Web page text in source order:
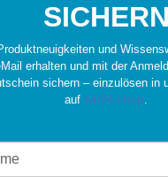
SICHERN
und
erhalten und mit der
sichern – einzulösen in
auf wir24.shop.